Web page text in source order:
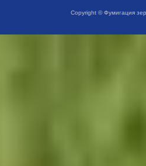
Copyright © Фумигация